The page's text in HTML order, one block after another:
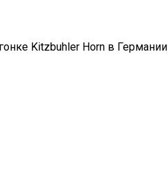
Kitzbuhler Horn в Германии